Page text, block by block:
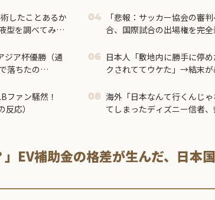
したことあるか
型を調べてみよ
04
「悲報：サッカー協会の審
合、国際試合の出場権を完
ジア杯優勝（通
落ちたの
どんなに精神
る」
06
日本人「敷地内に勝手に停
クされててウケた」→結末
ファン騒然！
応）
08 海外「日本なんて行くんじ
てしまったディズニー信者
」EV補助金の格差が生んだ、日本